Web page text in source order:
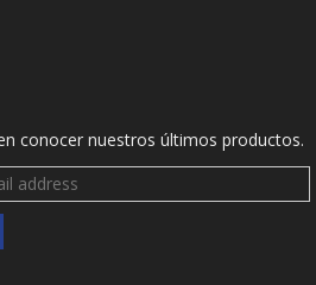
conocer nuestros últimos productos.